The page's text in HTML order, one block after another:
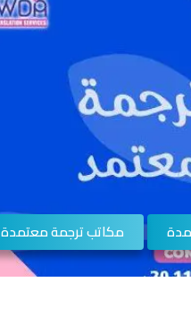
مكاتب ترجمة معتمدة